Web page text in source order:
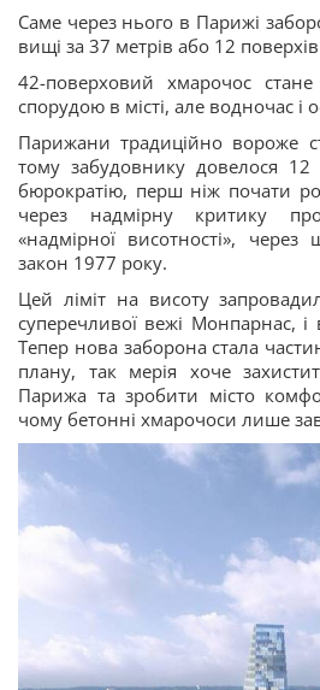
Саме через нього в Парижі
вищі за 37 метрів або 12
42-поверховий хмарочос
спорудою в місті, але водночас
Парижани традиційно вороже
тому забудовнику довелося 12
бюрократію, перш ніж почати
через надмірну критику
«надмірної висотності»,
закон 1977 року.
Цей ліміт на висоту
суперечливої вежі Монпарнас, і
Тепер нова заборона стала
плану, так мерія хоче
Парижа та зробити місто
чому бетонні хмарочоси лише